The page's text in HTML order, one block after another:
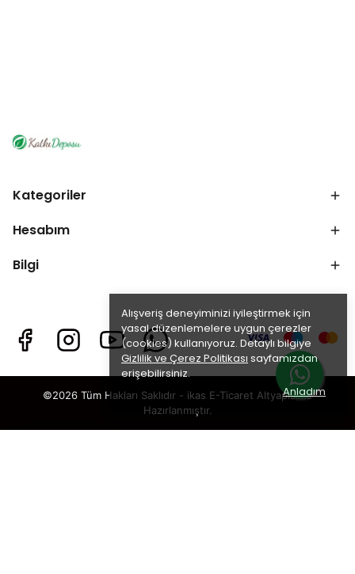
Alışveriş deneyiminizi iyileştirmek için
yasal düzenlemelere uygun çerezler
(cookies) kullanıyoruz. Detaylı bilgiye
Gizlilik ve Çerez Politikası sayfamızdan
erişebilirsiniz.
Anladım
Kategoriler
Hesabım
Bilgi
©2026 Tüm Hakları Saklıdır - ikas E-Ticaret Altyapısı ile
Hazırlanmıştır.